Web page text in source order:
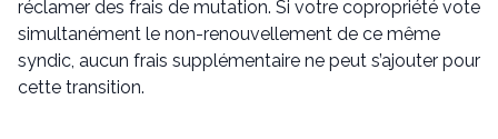
réclamer des frais de mutation. Si votre copropriété vote
simultanément le non-renouvellement de ce même
syndic, aucun frais supplémentaire ne peut s’ajouter pour
cette transition.